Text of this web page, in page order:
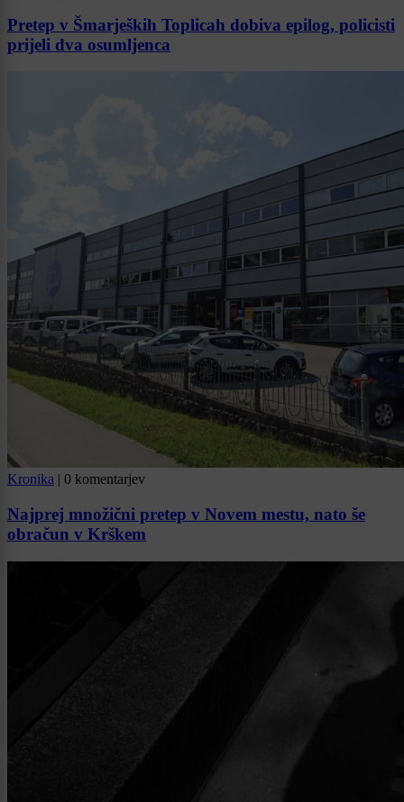
Pretep v Šmarjeških Toplicah dobiva epilog, policisti
prijeli dva osumljenca
Kronika | 0 komentarjev
Najprej množični pretep v Novem mestu, nato še
obračun v Krškem